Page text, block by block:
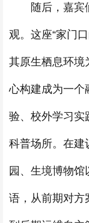
随后，嘉宾们
观。这座“家门
其原生栖息环境
心构建成为一个
验、校外学习实
科普场所。在建
园、生境博物
语，从前期对方